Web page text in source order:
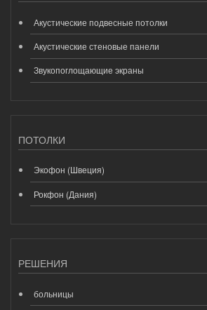
Акустические подвесные потолки
Акустические стеновые панели
Звукопоглощающие экраны
ПОТОЛКИ
Экофон (Швеция)
Рокфон (Дания)
РЕШЕНИЯ
больницы